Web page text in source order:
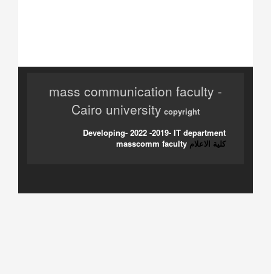
mass communication faculty -
Cairo university copyright
Developing- 2022 -2019- IT department
masscomm faculty كلية الاعلام